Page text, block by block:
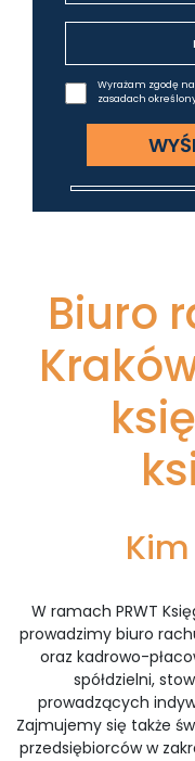
Wyrażam zgodę
zasadach
Biuro
W ramach PRWT
prowadzimy biuro
oraz kadrowo-
spółdzielni,
prowadzących
Zajmujemy się także
przedsiębiorców w